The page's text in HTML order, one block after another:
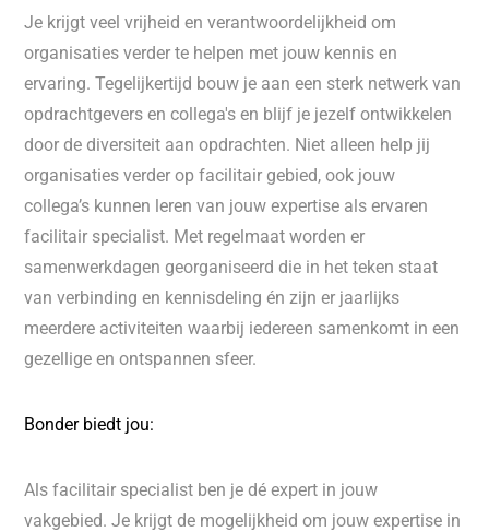
Je krijgt veel vrijheid en verantwoordelijkheid om
organisaties verder te helpen met jouw kennis en
ervaring. Tegelijkertijd bouw je aan een sterk netwerk van
opdrachtgevers en collega's en blijf je jezelf ontwikkelen
door de diversiteit aan opdrachten. Niet alleen help jij
organisaties verder op facilitair gebied, ook jouw
collega’s kunnen leren van jouw expertise als ervaren
facilitair specialist. Met regelmaat worden er
samenwerkdagen georganiseerd die in het teken staat
van verbinding en kennisdeling én zijn er jaarlijks
meerdere activiteiten waarbij iedereen samenkomt in een
gezellige en ontspannen sfeer.
Bonder biedt jou:
Als facilitair specialist ben je dé expert in jouw
vakgebied. Je krijgt de mogelijkheid om jouw expertise in